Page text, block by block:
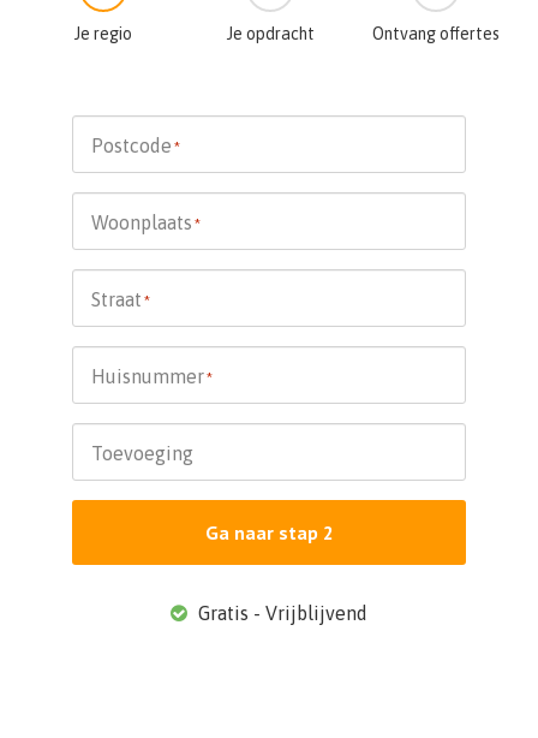
Je regio Je opdracht Ontvang offertes
Postcode *
Woonplaats *
Straat *
Huisnummer*
Toevoeging
Ga naar stap 2
Gratis - Vrijblijvend